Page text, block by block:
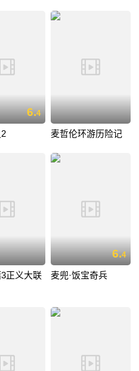
6.4
麦哲伦环游历险记
正义大联
6.4
麦兜·饭宝奇兵